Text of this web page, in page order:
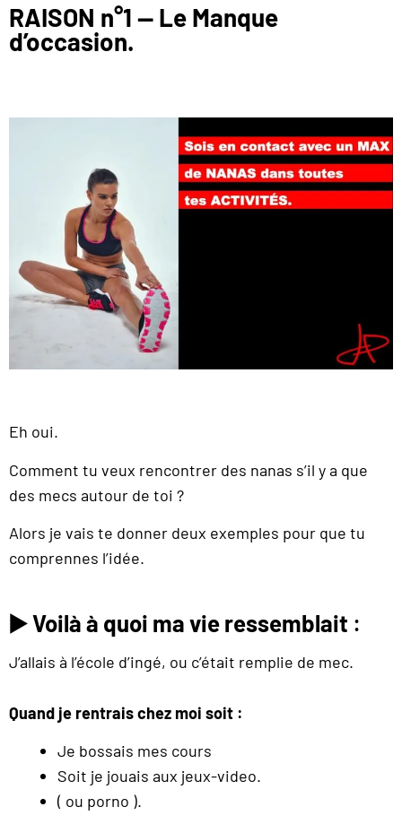
RAISON n°1 — Le Manque
d’occasion.
Eh oui.
Comment tu veux rencontrer des nanas s’il y a que
des mecs autour de toi ?
Alors je vais te donner deux exemples pour que tu
comprennes l’idée.
▶️Voilà à quoi ma vie ressemblait :
J’allais à l’école d’ingé, ou c’était remplie de mec.
Quand je rentrais chez moi soit :
Je bossais mes cours
Soit je jouais aux jeux-video.
( ou porno ).